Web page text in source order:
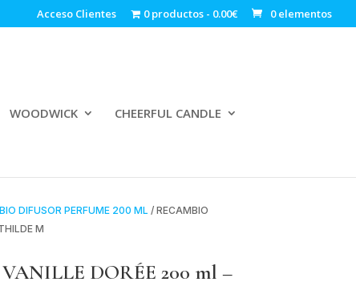
Acceso Clientes 0 productos 0.00€ 0 elementos
WOODWICK
CHEERFUL CANDLE
DIFUSOR PERFUME 200 ML / RECAMBIO
M
DORÉE 200 ml –